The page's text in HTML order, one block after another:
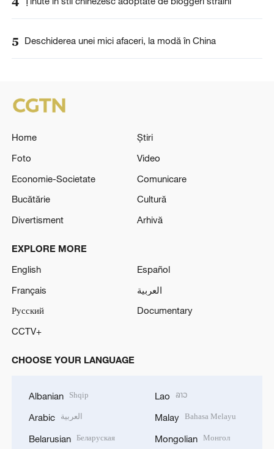
5 Deschiderea unei mici afaceri, la modă în China
Home
Știri
Foto
Video
Economie-Societate
Comunicare
Bucătărie
Cultură
Divertisment
Arhivă
EXPLORE MORE
English
Español
Français
العربية
Русский
Documentary
CCTV+
CHOOSE YOUR LANGUAGE
Albanian Shqip
Arabic العربية
Belarusian Беларуская
Lao ລາວ
Malay Bahasa Melayu
Mongolian Монгол